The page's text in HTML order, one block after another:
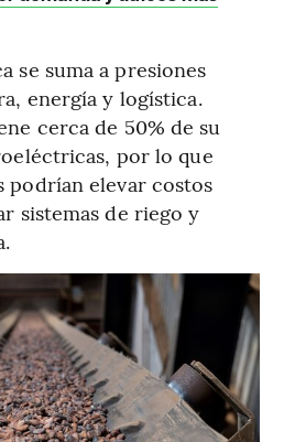
se suma a presiones
energía y logística.
cerca de 50% de su
por lo que
podrían elevar costos
sistemas de riego y